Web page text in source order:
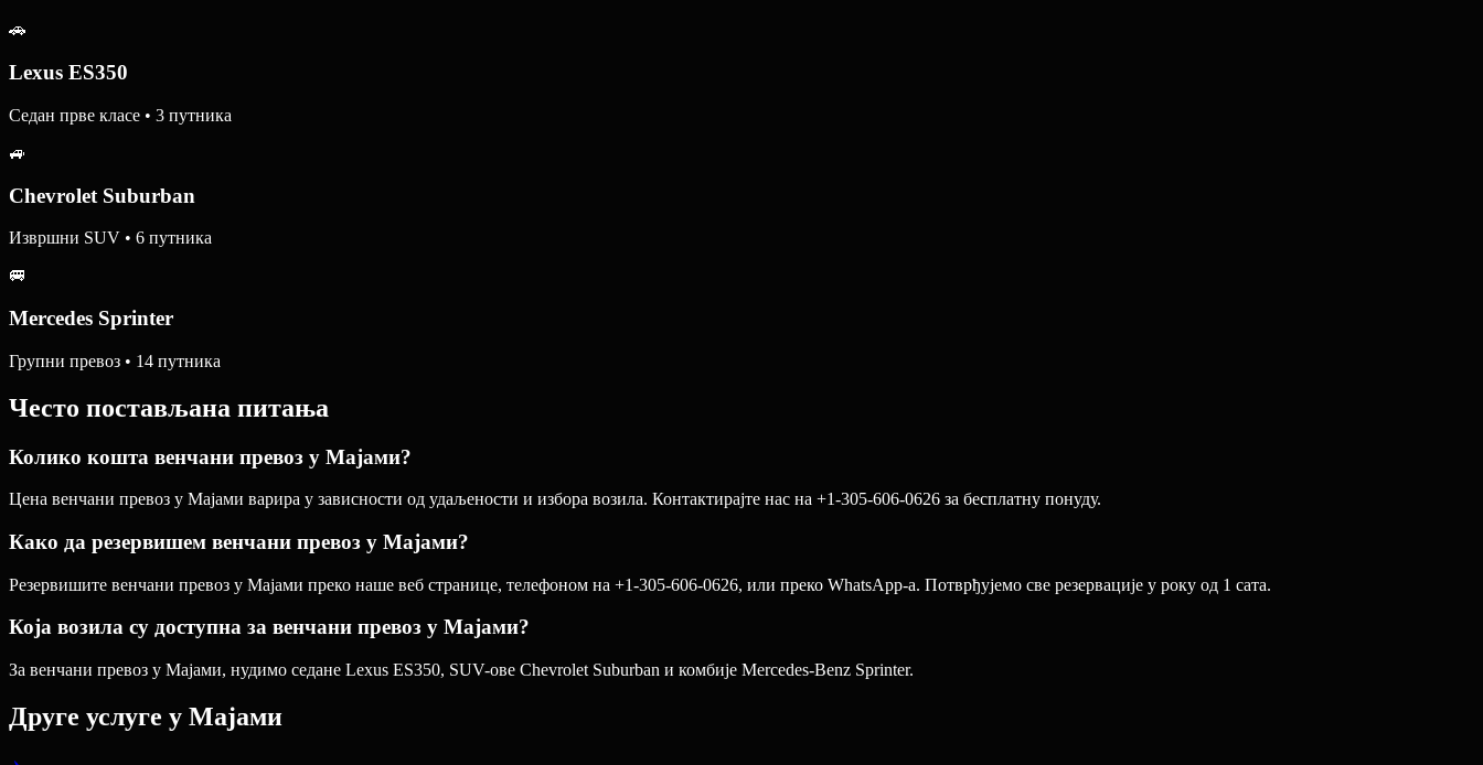
🚗
Lexus ES350
Седан прве класе • 3 путника
🚙
Chevrolet Suburban
Извршни SUV • 6 путника
🚐
Mercedes Sprinter
Групни превоз • 14 путника
Често постављана питања
Колико кошта венчани превоз у Мајами?
Цена венчани превоз у Мајами варира у зависности од удаљености и избора возила. Контактирајте нас на +1-305-606-0626 за бесплатну понуду.
Како да резервишем венчани превоз у Мајами?
Резервишите венчани превоз у Мајами преко наше веб странице, телефоном на +1-305-606-0626, или преко WhatsApp-а. Потврђујемо све резервације у року од 1 сата.
Која возила су доступна за венчани превоз у Мајами?
За венчани превоз у Мајами, нудимо седане Lexus ES350, SUV-ове Chevrolet Suburban и комбије Mercedes-Benz Sprinter.
Друге услуге у Мајами